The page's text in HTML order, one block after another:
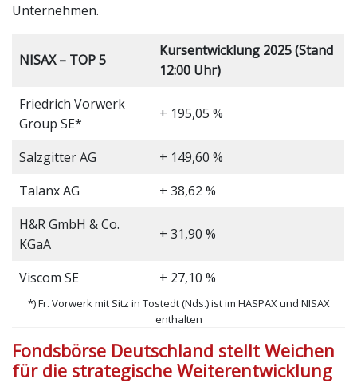
Unternehmen.
NISAX – TOP 5
Kursentwicklung 2025 (Stand
12:00 Uhr)
Friedrich Vorwerk
Group SE*
+ 195,05 %
Salzgitter AG
+ 149,60 %
Talanx AG
+ 38,62 %
H&R GmbH & Co.
KGaA
+ 31,90 %
Viscom SE + 27,10 %
*) Fr. Vorwerk mit Sitz in Tostedt (Nds.) ist im HASPAX und NISAX
enthalten
Fondsbörse Deutschland stellt Weichen
für die strategische Weiterentwicklung